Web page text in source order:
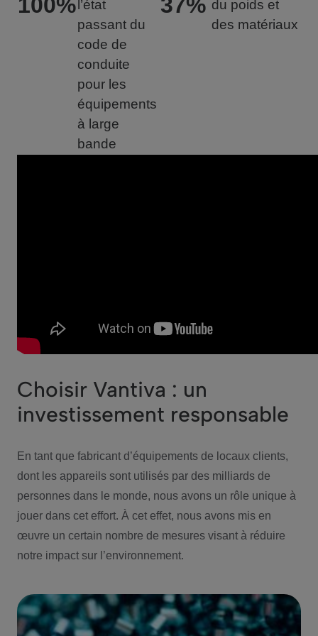
100% l’état
passant du
code de
conduite
pour les
équipements
à large
bande
37% du poids et
des matériaux
Choisir Vantiva : un
investissement responsable
En tant que fabricant d’équipements de locaux clients,
dont les appareils sont utilisés par des milliards de
personnes dans le monde, nous avons un rôle unique à
jouer dans cet effort. À cet effet, nous avons mis en
œuvre un certain nombre de mesures visant à réduire
notre impact sur l’environnement.